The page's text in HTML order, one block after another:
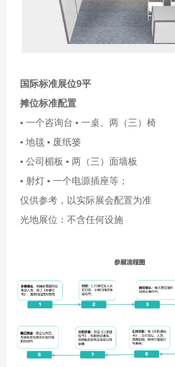
国际标准展位9平
摊位标准配置
• 一个咨询台 • 一桌、两（三）椅
• 地毯 • 废纸篓
• 公司楣板 • 两（三）面墙板
• 射灯 • 一个电源插座等；
仅供参考，以实际展会配置为准
光地展位：不含任何设施